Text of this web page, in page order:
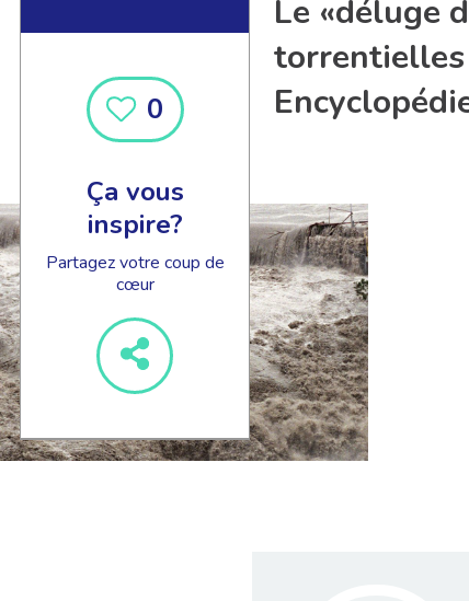
0
Ça vous
inspire?
Partagez votre coup de
cœur
Le «déluge
torrentielles